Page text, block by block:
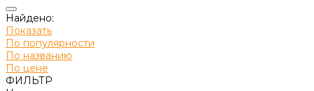
Найдено:
Показать
По популярности
По названию
По цене
ФИЛЬТР